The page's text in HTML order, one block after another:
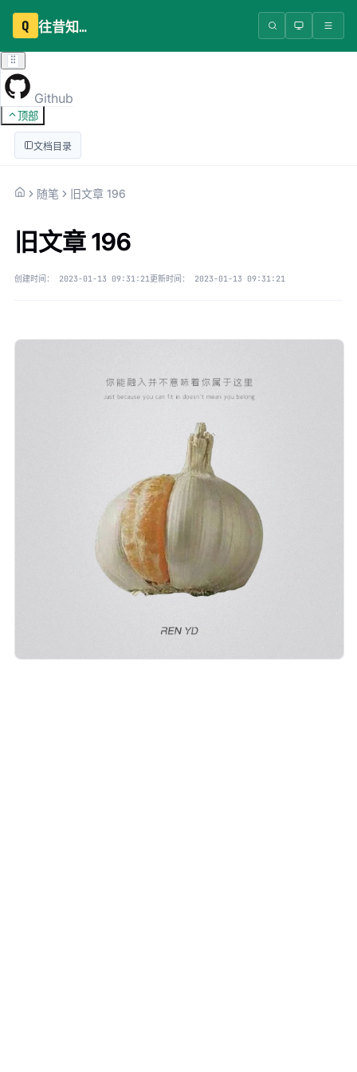
Q 往昔知识库
Github
顶部
文档目录
随笔 旧文章 196
旧文章 196
创建时间： 2023-01-13 09:31:21更新时间： 2023-01-13 09:31:21